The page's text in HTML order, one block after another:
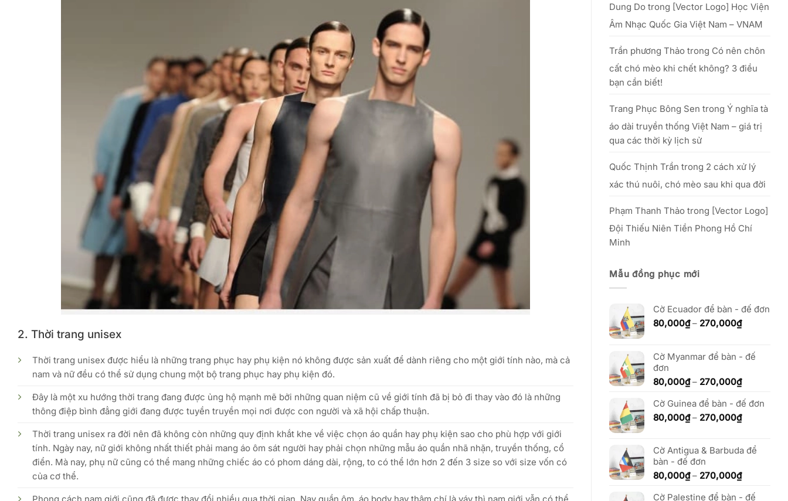
2. Thời trang unisex
Thời trang unisex được hiểu là những trang phục hay phụ kiện nó không được sản xuất để dành riêng cho một giới tính nào, mà cả
nam và nữ đều có thể sử dụng chung một bộ trang phục hay phụ kiện đó.
Đây là một xu hướng thời trang đang được ủng hộ mạnh mẽ bởi những quan niệm cũ về giới tính đã bị bỏ đi thay vào đó là những
thông điệp bình đẳng giới đang được tuyền truyền mọi nơi được con người và xã hội chấp thuận.
Thời trang unisex ra đời nên đã không còn những quy định khắt khe về việc chọn áo quần hay phụ kiện sao cho phù hợp với giới
tính. Ngày nay, nữ giới không nhất thiết phải mang áo ôm sát người hay phải chọn những mẫu áo quần nhã nhặn, truyền thống, cổ
điển. Mà nay, phụ nữ cũng có thể mang những chiếc áo có phom dáng dài, rộng, to có thể lớn hơn 2 đến 3 size so với size vốn có
của cơ thể.
20/10/2025 hiệu
quả
với
số
Dung Do trong [Vector Logo] Học Viện
Âm Nhạc Quốc Gia Việt Nam – VNAM
Trần phương Thảo trong Có nên chôn
cất chó mèo khi chết không? 3 điều
bạn cần biết!
Trang Phục Bông Sen trong Ý nghĩa tà
áo dài truyền thống Việt Nam – giá trị
qua các thời kỳ lịch sử
Quốc Thịnh Trần trong 2 cách xử lý
xác thú nuôi, chó mèo sau khi qua đời
Phạm Thanh Thảo trong [Vector Logo]
Đội Thiếu Niên Tiền Phong Hồ Chí
Minh
Mẫu đồng phục mới
Cờ Ecuador để bàn - đế đơn
80,000₫ – 270,000₫Khoảng
80,000₫
270,000₫
Cờ Myanmar để bàn - đế
đơn
80,000₫ – 270,000₫Khoảng
từ
80,000₫
đến
Cờ Guinea để bàn - đế đơn
80,000₫ – 270,000₫Khoảng
80,000₫
270,000₫
Cờ Antigua & Barbuda để
bàn - đế đơn
80,000₫ – 270,000₫Khoảng
từ
Cờ Palestine để bàn - đế